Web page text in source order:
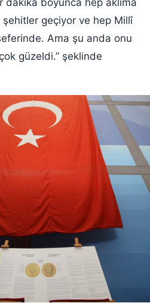
geçiyor ve hep Millî
Ama şu anda onu
güzeldi.” şeklinde